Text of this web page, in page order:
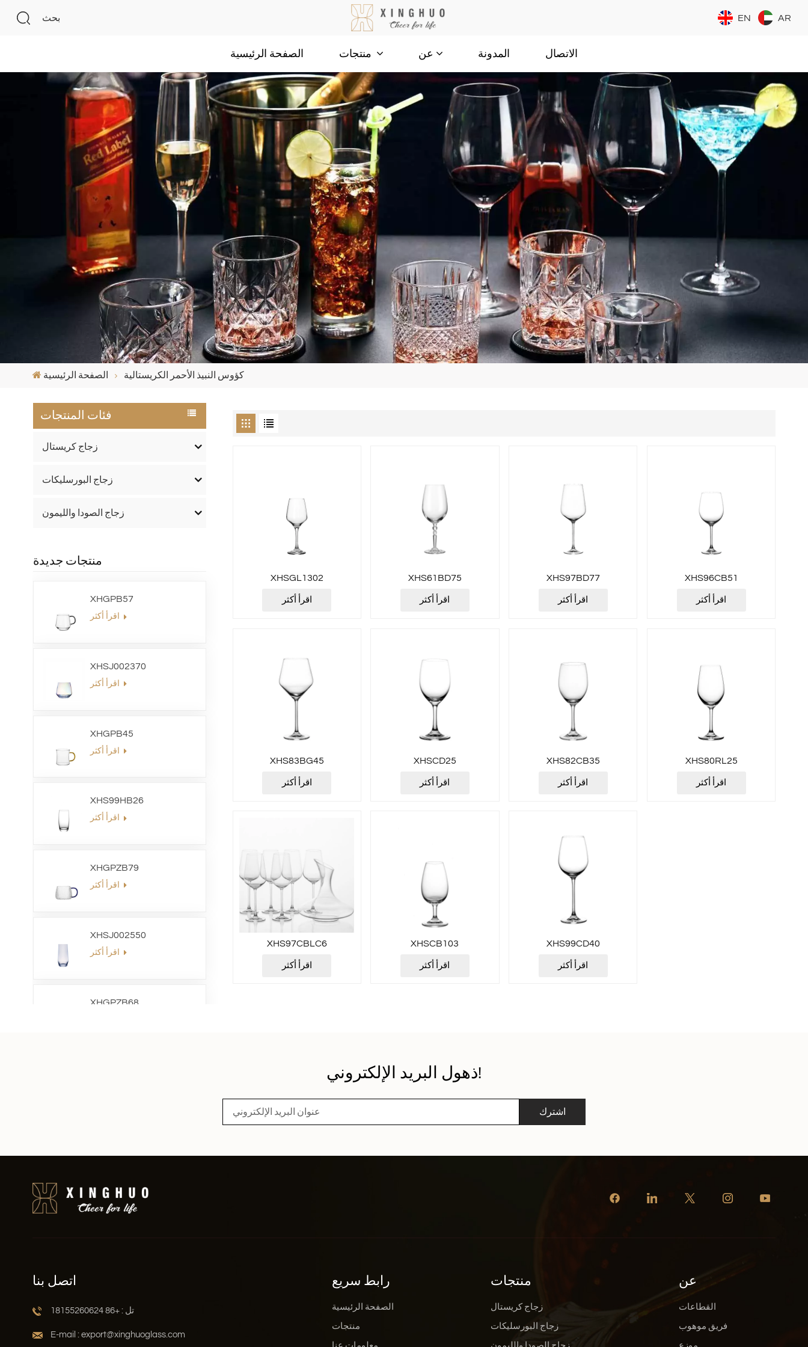
بحث EN AR
الصفحة الرئيسية عن المدونة الاتصال
الصفحة الرئيسية كؤوس النبيذ الأحمر الكريستالية
فئات المنتجات
زجاج كريستال
زجاج البورسليكات
زجاج الصودا والليمون
منتجات جديدة
XHGPB57
XHSJ002370
XHGPB45
XHS99HB26
XHGPZB79
XHSJ002550
XHGPZB68
XHSGL1302
اقرأ أكثر
XHS61BD75
اقرأ أكثر
XHS97BD77
اقرأ أكثر
XHS96CB51
اقرأ أكثر
XHS83BG45
اقرأ أكثر
XHSCD25
اقرأ أكثر
XHS82CB35
اقرأ أكثر
XHS80RL25
اقرأ أكثر
XHS97CBLC6
اقرأ أكثر
XHSCB103
اقرأ أكثر
XHS99CD40
اقرأ أكثر
ذهول البريد الإلكتروني!
اشترك
اتصل بنا
تل : +86 18155260624
E-mail : export@xinghuoglass.com
رابط سريع
الصفحة الرئيسية
منتجات
منتجات
زجاج كريستال
زجاج البورسليكات
عن
القطاعات
فريق موهوب